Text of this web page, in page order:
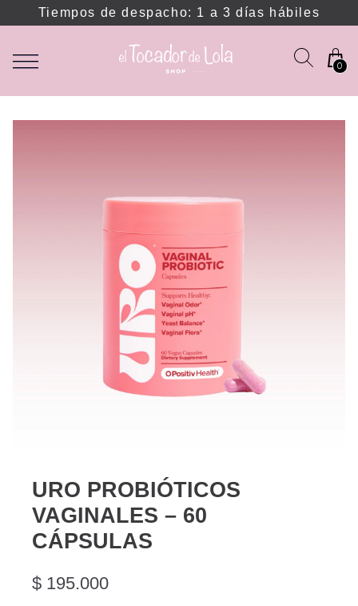
Tiempos de despacho: 1 a 3 días hábiles
0
URO PROBIÓTICOS
VAGINALES – 60
CÁPSULAS
$ 195.000